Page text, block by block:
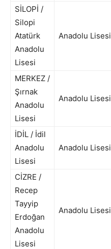
SİLOPİ /
Silopi
Atatürk
Anadolu
Lisesi
Anadolu Lisesi
MERKEZ /
Şırnak
Anadolu
Lisesi
Anadolu Lisesi
İDİL / İdil
Anadolu
Lisesi
Anadolu Lisesi
CİZRE /
Recep
Tayyip
Erdoğan
Anadolu
Lisesi
Anadolu Lisesi